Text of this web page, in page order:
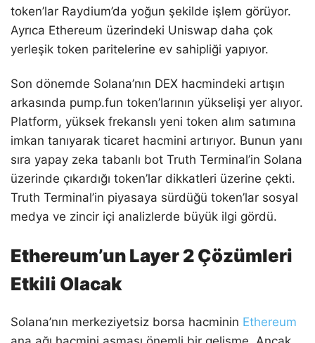
token’lar Raydium’da yoğun şekilde işlem görüyor.
Ayrıca Ethereum üzerindeki Uniswap daha çok
yerleşik token paritelerine ev sahipliği yapıyor.
Son dönemde Solana’nın DEX hacmindeki artışın
arkasında pump.fun token’larının yükselişi yer alıyor.
Platform, yüksek frekanslı yeni token alım satımına
imkan tanıyarak ticaret hacmini artırıyor. Bunun yanı
sıra yapay zeka tabanlı bot Truth Terminal’in Solana
üzerinde çıkardığı token’lar dikkatleri üzerine çekti.
Truth Terminal’in piyasaya sürdüğü token’lar sosyal
medya ve zincir içi analizlerde büyük ilgi gördü.
Ethereum’un Layer 2 Çözümleri
Etkili Olacak
Solana’nın merkeziyetsiz borsa hacminin Ethereum